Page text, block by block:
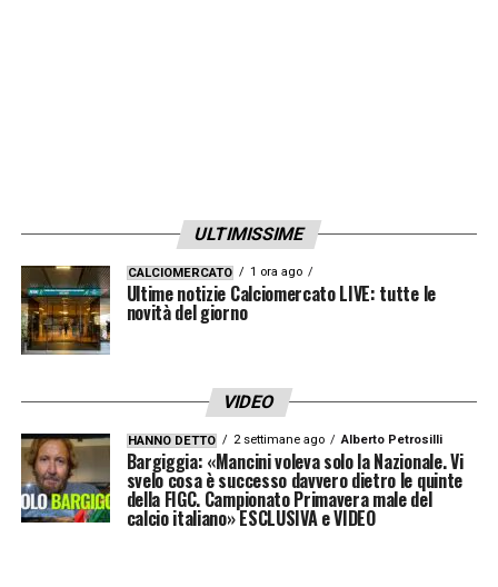
LA PLAYLIST DELLE NOSTRE TOP NEWS
ULTIMISSIME
CALCIOMERCATO 1 ora ago
Ultime notizie Calciomercato LIVE: tutte le
novità del giorno
VIDEO
HANNO DETTO 2 settimane ago Alberto Petrosilli
Bargiggia: «Mancini voleva solo la Nazionale. Vi
svelo cosa è successo davvero dietro le quinte
della FIGC. Campionato Primavera male del
calcio italiano» ESCLUSIVA e VIDEO